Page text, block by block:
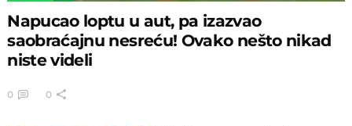
Napucao loptu u aut, pa izazvao
saobraćajnu nesreću! Ovako nešto nikad
niste videli
0 0